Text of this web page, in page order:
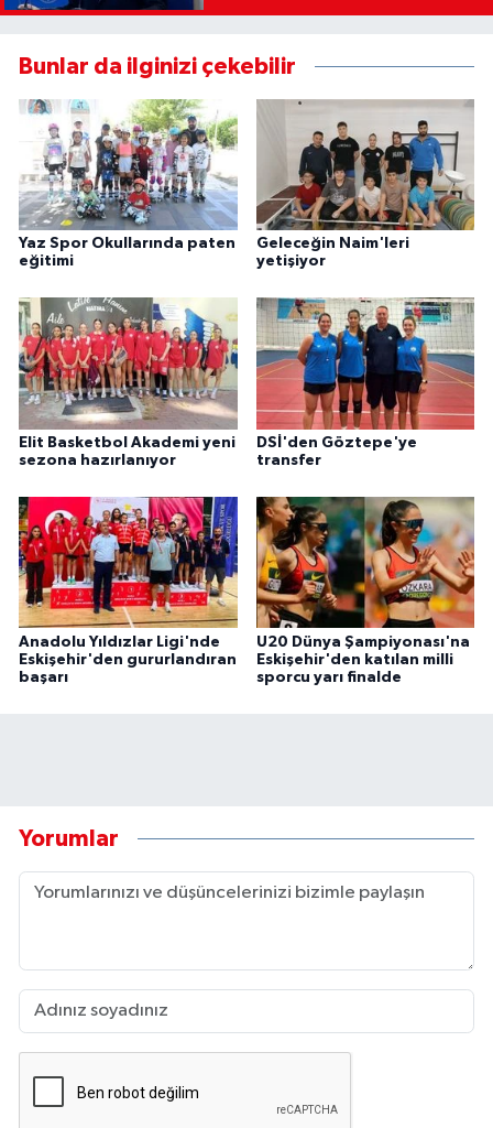
Bunlar da ilginizi çekebilir
Yaz Spor Okullarında paten
eğitimi
Geleceğin Naim'leri
yetişiyor
Elit Basketbol Akademi yeni
sezona hazırlanıyor
DSİ'den Göztepe'ye
transfer
Anadolu Yıldızlar Ligi'nde
Eskişehir'den gururlandıran
başarı
U20 Dünya Şampiyonası'na
Eskişehir'den katılan milli
sporcu yarı finalde
Yorumlar